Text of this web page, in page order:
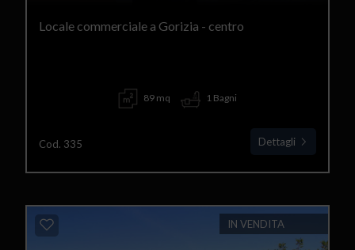
Locale commerciale a Gorizia - centro
89 mq 1 Bagni
Cod. 335 Dettagli
IN VENDITA